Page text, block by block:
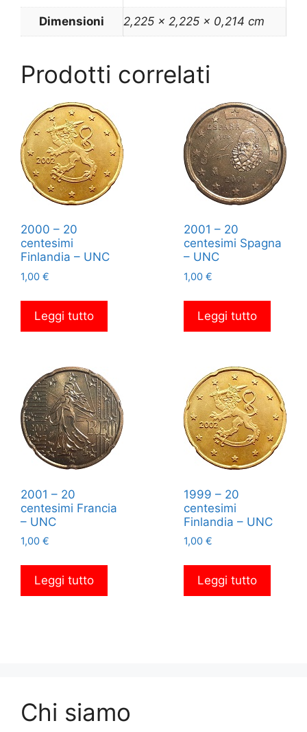
Dimensioni 2,225 × 2,225 × 0,214 cm
Prodotti correlati
2000 – 20
centesimi
Finlandia – UNC
1,00 €
Leggi tutto
2001 – 20
centesimi Spagna
– UNC
1,00 €
Leggi tutto
2001 – 20
centesimi Francia
– UNC
1,00 €
Leggi tutto
1999 – 20
centesimi
Finlandia – UNC
1,00 €
Leggi tutto
Chi siamo